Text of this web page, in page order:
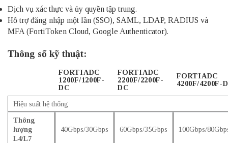
Dịch vụ xác thực và ủy quyền tập trung.
Hỗ trợ đăng nhập một lần (SSO), SAML, LDAP, RADIUS và
MFA (FortiToken Cloud, Google Authenticator).
Thông số kỹ thuật:
FORTIADC
1200F/1200F-
DC
FORTIADC
2200F/2200F-
DC
FORTIADC
4200F/4200F-
Hiệu suất hệ thống
Thông
lượng
L4/L7
40Gbps/30Gbps 60Gbps/35Gbps 100Gbps/